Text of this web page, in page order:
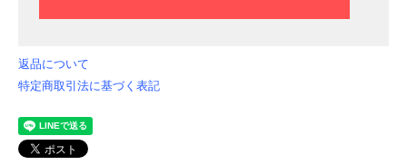
返品について
特定商取引法に基づく表記